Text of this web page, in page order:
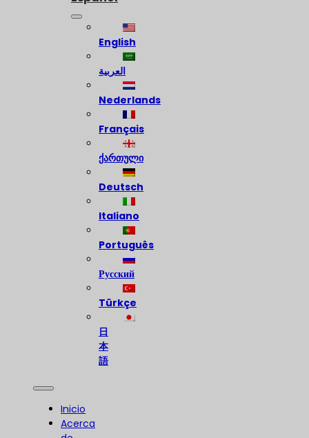
English
العربية
Nederlands
Français
ქართული
Deutsch
Italiano
Português
Русский
Türkçe
日
本
語
Inicio
Acerca